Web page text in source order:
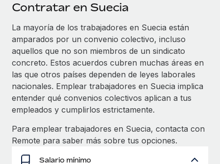
Optimiza los procesos con herramientas empresariales
esenciales.
SERVICIOS
Pregunta a un experto
Obtén ayuda de gente experta en RR. HH. globales
y cumplimiento normativo.
Simplifica los procesos de cribado de candidatos.
Cumplimiento normativo
Asociarse
Remote Build Próximamente
Consultoría de integraciones y automatización con IA.
CASOS PRÁCTICOS
Información sobre salarios y talento
Centro de información
Obtén ayuda
Consulta todos los recursos
BLOG
EOR y PEO
Contractor Management
Contratar en Suecia
La mayoría de los trabajadores en Suecia están
amparados por un convenio colectivo, incluso
aquellos que no son miembros de un sindicato
concreto. Estos acuerdos cubren muchas áreas en
las que otros países dependen de leyes laborales
nacionales. Emplear trabajadores en Suecia implica
entender qué convenios colectivos aplican a tus
empleados y cumplirlos estrictamente.
Para emplear trabajadores en Suecia, contacta con
Remote para saber más sobre tus opciones.
Salario mínimo